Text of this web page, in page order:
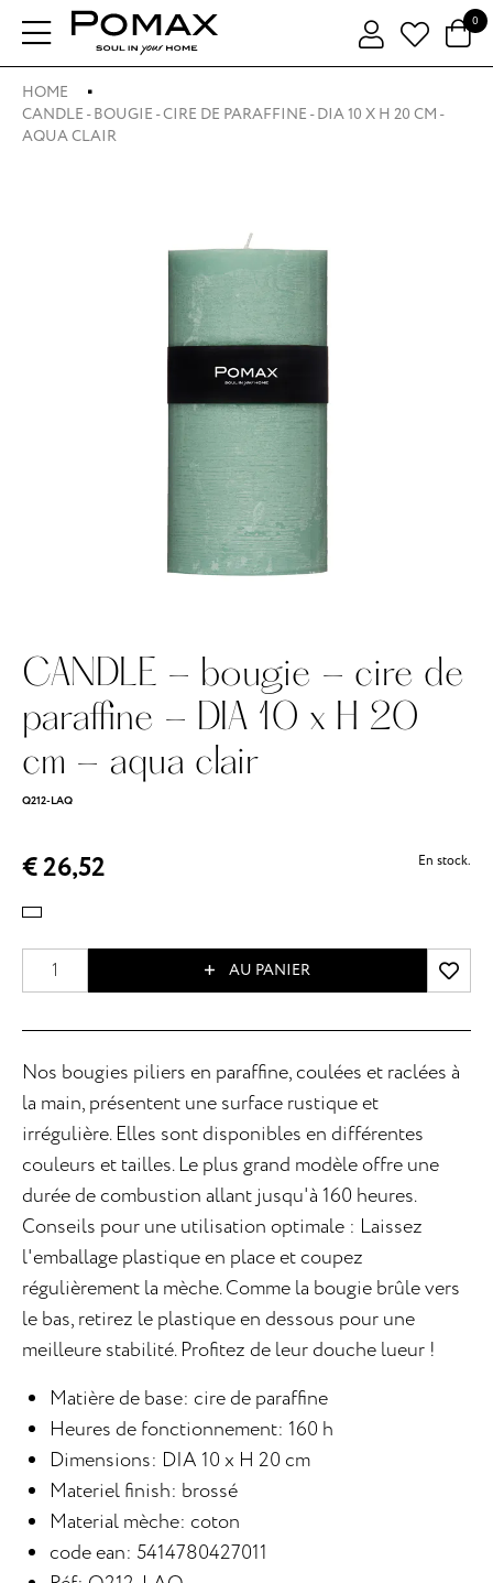
0
HOME
CANDLE - BOUGIE - CIRE DE PARAFFINE - DIA 10 X H 20 CM -
AQUA CLAIR
CANDLE - bougie - cire de
paraffine - DIA 10 x H 20
cm - aqua clair
Q212-LAQ
€ 26,52 En stock.
AU PANIER
Nos bougies piliers en paraffine, coulées et raclées à
la main, présentent une surface rustique et
irrégulière. Elles sont disponibles en différentes
couleurs et tailles. Le plus grand modèle offre une
durée de combustion allant jusqu'à 160 heures.
Conseils pour une utilisation optimale : Laissez
l'emballage plastique en place et coupez
régulièrement la mèche. Comme la bougie brûle vers
le bas, retirez le plastique en dessous pour une
meilleure stabilité. Profitez de leur douche lueur !
Matière de base: cire de paraffine
Heures de fonctionnement: 160 h
Dimensions: DIA 10 x H 20 cm
Materiel finish: brossé
Material mèche: coton
code ean: 5414780427011